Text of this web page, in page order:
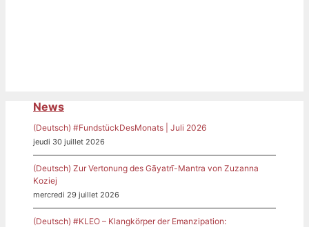
News
(Deutsch) #FundstückDesMonats | Juli 2026
jeudi 30 juillet 2026
(Deutsch) Zur Vertonung des Gāyatrī-Mantra von Zuzanna
Koziej
mercredi 29 juillet 2026
(Deutsch) #KLEO – Klangkörper der Emanzipation: